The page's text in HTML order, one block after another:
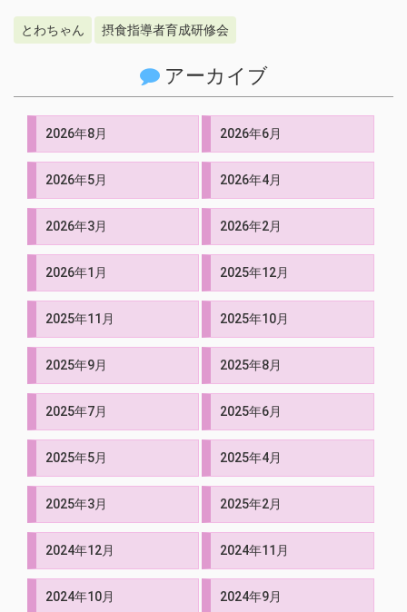
とわちゃん 摂食指導者育成研修会
アーカイブ
2026年8月 2026年6月
2026年5月 2026年4月
2026年3月 2026年2月
2026年1月 2025年12月
2025年11月 2025年10月
2025年9月 2025年8月
2025年7月 2025年6月
2025年5月 2025年4月
2025年3月 2025年2月
2024年12月 2024年11月
2024年10月 2024年9月